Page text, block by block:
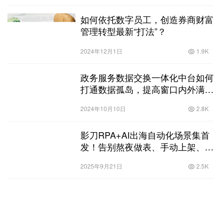
如何依托数字员工，创造券商财富
管理转型最新“打法”？
2024年12月1日 1.9K
政务服务数据交换一体化中台如何
打通数据孤岛，提高窗口内外满意
2024年10月10日 2.8K
影刀RPA+AI出海自动化场景集首
发！告别熬夜做表、手动上架、广
2025年9月21日 2.5K